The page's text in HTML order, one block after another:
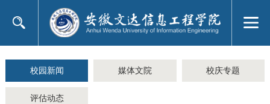
校园新闻 媒体文院 校庆专题
评估动态